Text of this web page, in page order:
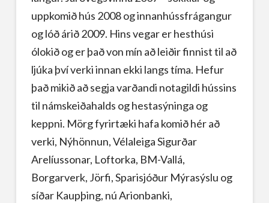
uppkomið hús 2008 og innanhússfrágangur
og lóð árið 2009. Hins vegar er hesthúsi
ólokið og er það von mín að leiðir finnist til að
ljúka því verki innan ekki langs tíma. Hefur
það mikið að segja varðandi notagildi hússins
til námskeiðahalds og hestasýninga og
keppni. Mörg fyrirtæki hafa komið hér að
verki, Nýhönnun, Vélaleiga Sigurðar
Arelíussonar, Loftorka, BM-Vallá,
Borgarverk, Jörfi, Sparisjóður Mýrasýslu og
síðar Kaupþing, nú Arionbanki,